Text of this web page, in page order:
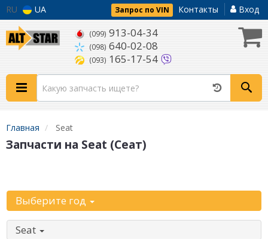
RU UA Запрос по VIN Контакты Вход
(099) 913-04-34
(098) 640-02-08
(093) 165-17-54
Главная Seat
Запчасти на Seat (Сеат)
Выберите год
Seat